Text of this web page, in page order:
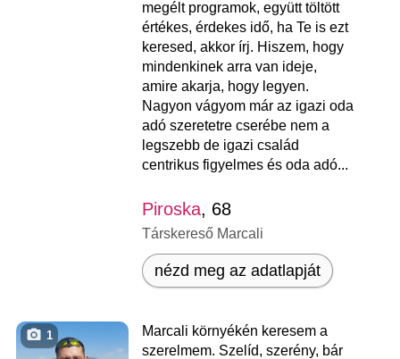
megélt programok, együtt töltött
értékes, érdekes idő, ha Te is ezt
keresed, akkor írj. Hiszem, hogy
mindenkinek arra van ideje,
amire akarja, hogy legyen.
Nagyon vágyom már az igazi oda
adó szeretetre cserébe nem a
legszebb de igazi család
centrikus figyelmes és oda adó...
Piroska, 68
Társkereső Marcali
nézd meg az adatlapját
1
Marcali környékén keresem a
szerelmem. Szelíd, szerény, bár